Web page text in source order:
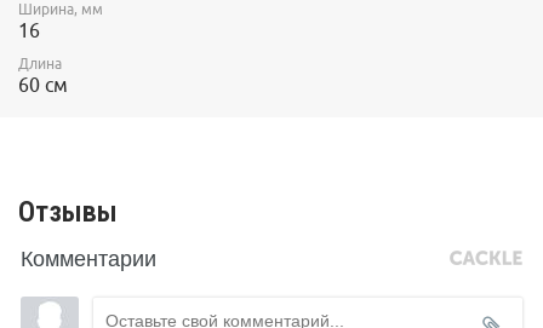
Ширина, мм
16
Длина
60 см
Отзывы
Комментарии